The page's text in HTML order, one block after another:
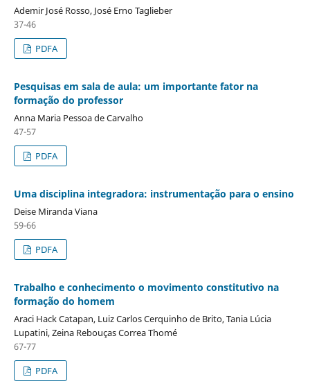
Ademir José Rosso, José Erno Taglieber
37-46
PDFA
Pesquisas em sala de aula: um importante fator na
formação do professor
Anna Maria Pessoa de Carvalho
47-57
PDFA
Uma disciplina integradora: instrumentação para o ensino
Deise Miranda Viana
59-66
PDFA
Trabalho e conhecimento o movimento constitutivo na
formação do homem
Araci Hack Catapan, Luiz Carlos Cerquinho de Brito, Tania Lúcia
Lupatini, Zeina Rebouças Correa Thomé
67-77
PDFA